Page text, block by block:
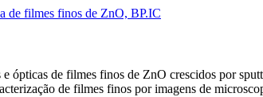
de filmes finos de ZnO, BP.IC
ópticas de filmes finos de ZnO crescidos por
de filmes finos por imagens de